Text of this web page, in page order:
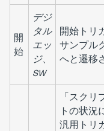
開
始
デジ
タル
エッ
ジ、
SW
開始トリ
サンプル
へと遷移
「スク
トの状況
汎用トリ